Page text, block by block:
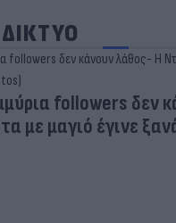
followers δεν
με μαγιό έγινε